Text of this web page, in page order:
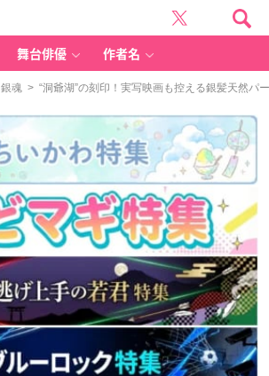
舞台俳優 作者名
銀魂 > “洞爺湖”の刻印！実写映画も控える銀髪天然パ